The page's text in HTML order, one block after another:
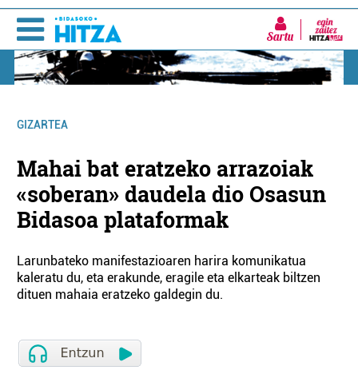
Sartu
GIZARTEA
Mahai bat eratzeko arrazoiak
«soberan» daudela dio Osasun
Bidasoa plataformak
Larunbateko manifestazioaren harira komunikatua
kaleratu du, eta erakunde, eragile eta elkarteak biltzen
dituen mahaia eratzeko galdegin du.